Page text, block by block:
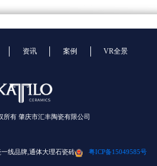
资讯 案例 VR全景
所有 肇庆市汇丰陶瓷有限公司
线品牌,通体大理石瓷砖 粤ICP备15049585号